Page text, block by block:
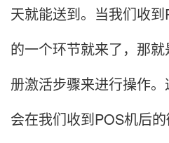
天就能送到。当我们收
的一个环节就来了，那
册激活步骤来进行操作
会在我们收到POS机后